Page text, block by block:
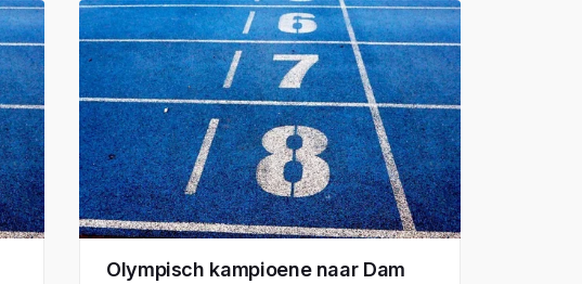
Olympisch kampioene naar Dam